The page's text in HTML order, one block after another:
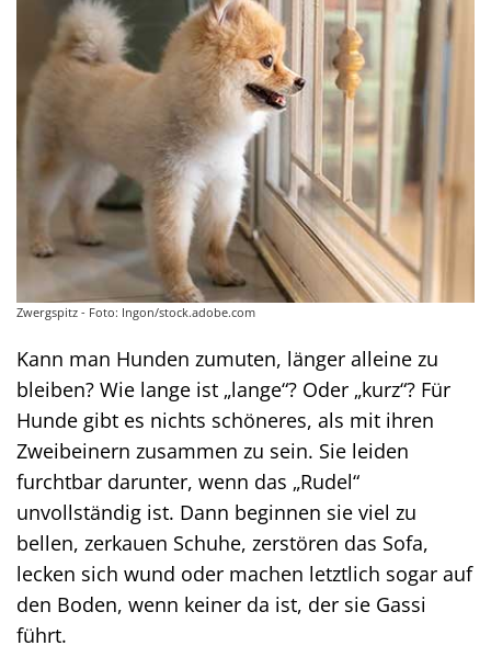
Zwergspitz - Foto: Ingon/stock.adobe.com
Kann man Hunden zumuten, länger alleine zu
bleiben? Wie lange ist „lange“? Oder „kurz“? Für
Hunde gibt es nichts schöneres, als mit ihren
Zweibeinern zusammen zu sein. Sie leiden
furchtbar darunter, wenn das „Rudel“
unvollständig ist. Dann beginnen sie viel zu
bellen, zerkauen Schuhe, zerstören das Sofa,
lecken sich wund oder machen letztlich sogar auf
den Boden, wenn keiner da ist, der sie Gassi
führt.